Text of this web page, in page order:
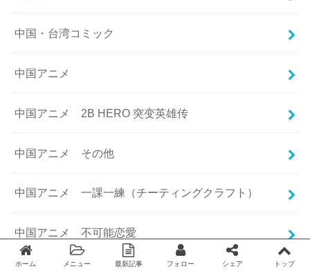
中国・台湾コミック
中国アニメ
中国アニメ 2B HERO 突变英雄传
中国アニメ その他
中国アニメ 一課一練（チーティングクラフト）
中国アニメ 不可能恋愛
ホーム メニュー 最新記事 フォロー シェア トップ
Twitter facebook